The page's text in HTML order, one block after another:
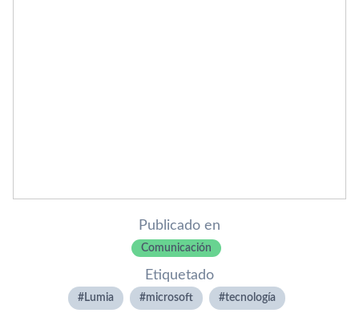
Publicado en
Comunicación
Etiquetado
Lumia microsoft tecnologí­a